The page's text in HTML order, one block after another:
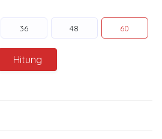
36 48 60
Hitung